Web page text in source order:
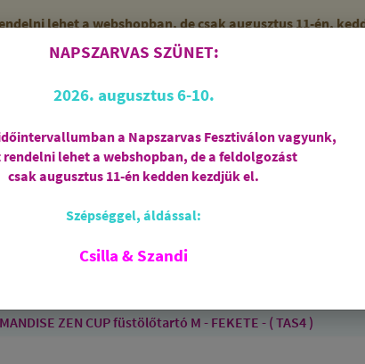
lehet a webshopban, de csak augusztus 11-én,
Regisztráció
AJÁNDÉKCSOMAGOK
SPIRIT OF OM
ZEN CUP füstölőtartó M - FEKETE - ( TAS4 )
NAPSZARVAS SZÜNET:
2026. augusztus 6-10.
a Napszarvas Fesztiválon vagyunk,
rendelni lehet a webshopban, de a feldolgozást
csak augusztus 11-én kedden kezdjük el.
Szépséggel, áldással:
Csilla & Szandi